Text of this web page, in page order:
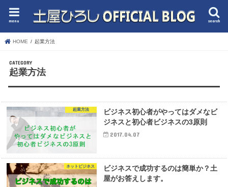
search
menu
HOME 起業方法
起業方法
起業方法
ビジネス初心者がやってはダメなビ
ジネスと初心者ビジネスの3原則
2017.04.07
ネットビジネス
ビジネスで成功するのは簡単か？土
屋がお答えします。